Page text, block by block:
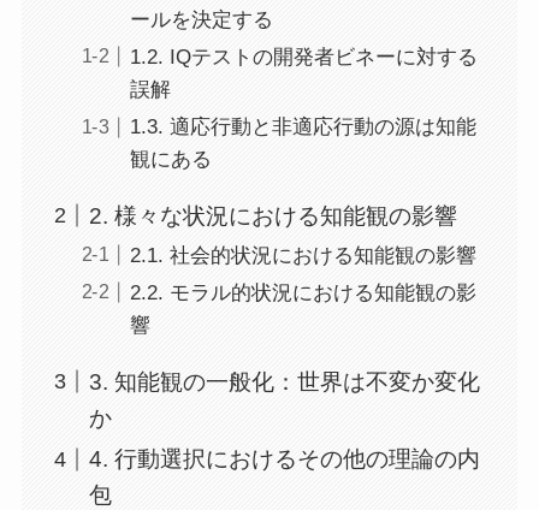
ールを決定する
1.2. IQテストの開発者ビネーに対する
誤解
1.3. 適応行動と非適応行動の源は知能
観にある
2. 様々な状況における知能観の影響
2.1. 社会的状況における知能観の影響
2.2. モラル的状況における知能観の影
響
3. 知能観の一般化：世界は不変か変化
か
4. 行動選択におけるその他の理論の内
包